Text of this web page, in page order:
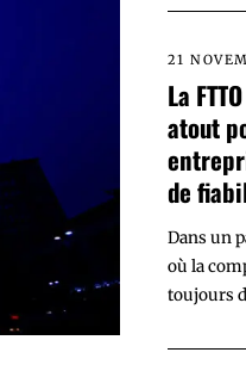
21
La
atout
de
Dans un
où la
toujours